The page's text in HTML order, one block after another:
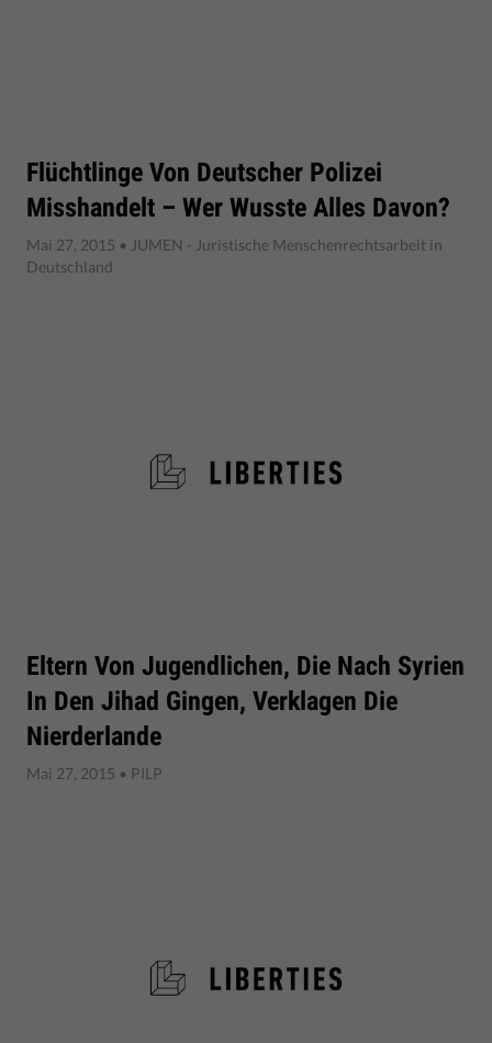
Flüchtlinge Von Deutscher Polizei
Misshandelt – Wer Wusste Alles Davon?
Mai 27, 2015 • JUMEN - Juristische Menschenrechtsarbeit in
Deutschland
Eltern Von Jugendlichen, Die Nach Syrien
In Den Jihad Gingen, Verklagen Die
Nierderlande
Mai 27, 2015 • PILP